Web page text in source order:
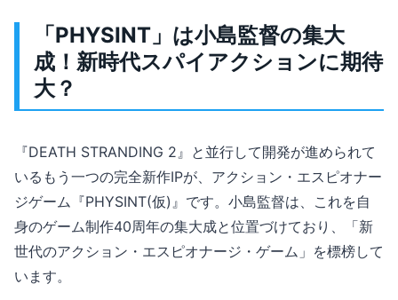
「PHYSINT」は小島監督の集大
成！新時代スパイアクションに期待
大？
『DEATH STRANDING 2』と並行して開発が進められて
いるもう一つの完全新作IPが、アクション・エスピオナー
ジゲーム『PHYSINT(仮)』です。小島監督は、これを自
身のゲーム制作40周年の集大成と位置づけており、「新
世代のアクション・エスピオナージ・ゲーム」を標榜して
います。